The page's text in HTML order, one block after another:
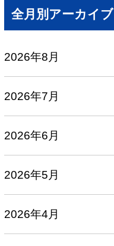
全月別アーカイブ
2026年8月
2026年7月
2026年6月
2026年5月
2026年4月